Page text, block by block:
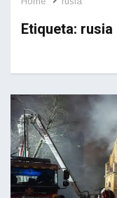
Etiqueta: rusia